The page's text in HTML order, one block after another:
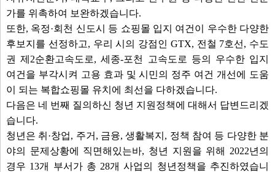
가를 위촉하여 보완하겠습니다.
또한, 옥정·회천 신도시 등 쇼핑몰 입지 여건이 우수한 다양한
후보지를 선정하고, 우리 시의 강점인 GTX, 전철 7호선, 수도
권 제2순환고속도로, 세종-포천 고속도로 등의 우수한 입지
여건을 부각시켜 고용 효과 및 시민의 정주 여건 개선에 도움
이 되는 복합쇼핑몰 유치에 최선을 다하겠습니다.
다음은 네 번째 질의하신 청년 지원정책에 대해서 답변드리겠
습니다.
청년은 취·창업, 주거, 금융, 생활복지, 정책 참여 등 다양한 분
야의 문제상황에 직면해있는바, 청년 지원을 위해 2022년의
경우 13개 부서가 총 28개 사업의 청년정책을 추진하였습니